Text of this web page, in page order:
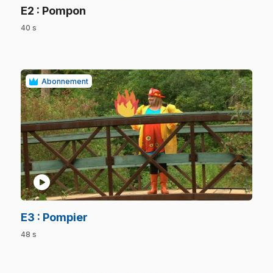
E2 : Pompon
40 s
Abonnement
play_circle
E3 : Pompier
48 s